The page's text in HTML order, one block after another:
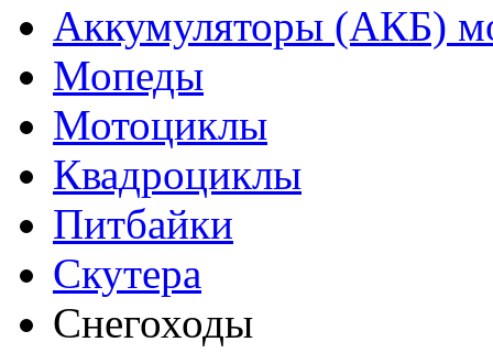
Аккумуляторы (АКБ)
Мопеды
Мотоциклы
Квадроциклы
Питбайки
Скутера
Снегоходы